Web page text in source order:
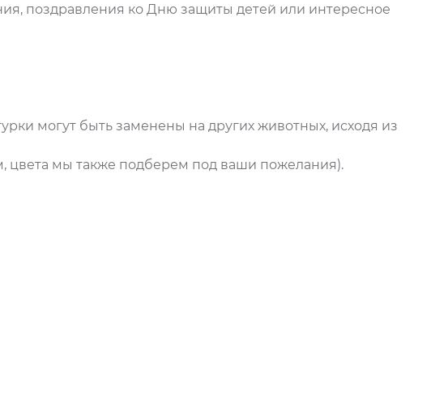
поздравления ко Дню защиты детей или интересное
могут быть заменены на других животных, исходя из
цвета мы также подберем под ваши пожелания).